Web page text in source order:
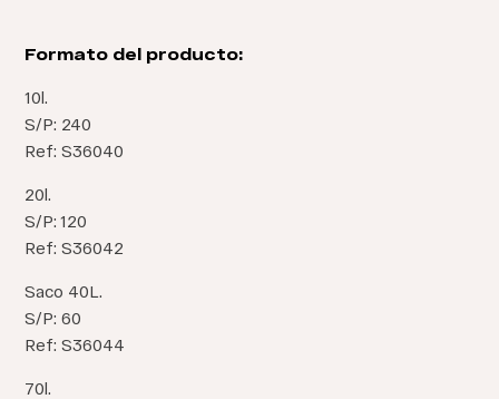
Formato del producto:
10l.
S/P: 240
Ref: S36040
20l.
S/P: 120
Ref: S36042
Saco 40L.
S/P: 60
Ref: S36044
70l.